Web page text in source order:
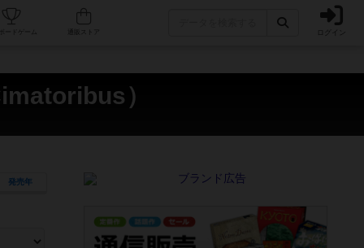
人気ボードゲーム ログイン
）
発売年
す。マニュアルを読む時間や参加者へのルール説明時間は含まれていないため、初めて